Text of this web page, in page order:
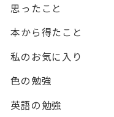
思ったこと
本から得たこと
私のお気に入り
色の勉強
英語の勉強